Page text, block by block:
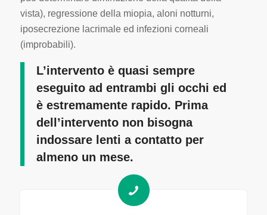
vista), regressione della miopia, aloni notturni,
iposecrezione lacrimale ed infezioni corneali
(improbabili).
L’intervento è quasi sempre
eseguito ad entrambi gli occhi ed
è estremamente rapido. Prima
dell’intervento non bisogna
indossare lenti a contatto per
almeno un mese.